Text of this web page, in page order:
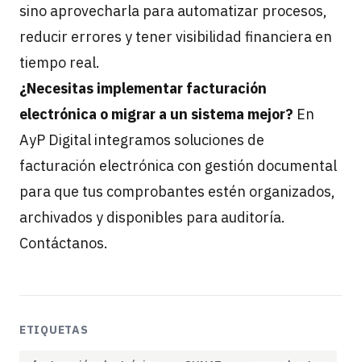
sino aprovecharla para automatizar procesos,
reducir errores y tener visibilidad financiera en
tiempo real.
¿Necesitas implementar facturación
electrónica o migrar a un sistema mejor? En
AyP Digital integramos soluciones de
facturación electrónica con gestión documental
para que tus comprobantes estén organizados,
archivados y disponibles para auditoría.
Contáctanos.
ETIQUETAS